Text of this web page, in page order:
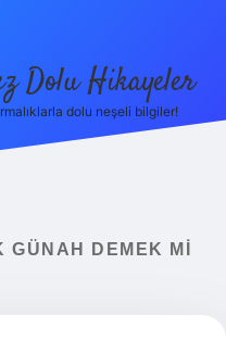
Dolu Hikayeler
dolu neşeli bilgiler!
GÜNAH DEMEK MI